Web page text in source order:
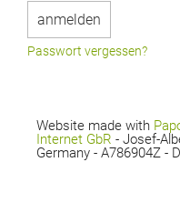
Passwort vergessen?
Website made with
Internet GbR - Josef-
Germany - A786904Z -